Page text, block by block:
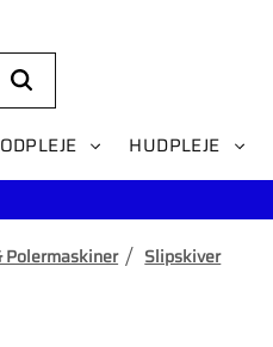
HUDPLEJE
Polermaskiner Slipskiver